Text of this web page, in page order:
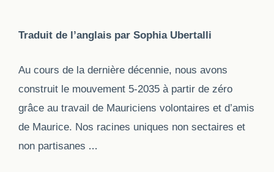
Traduit de l’anglais par Sophia Ubertalli
Au cours de la dernière décennie, nous avons
construit le mouvement 5-2035 à partir de zéro
grâce au travail de Mauriciens volontaires et d’amis
de Maurice. Nos racines uniques non sectaires et
non partisanes …